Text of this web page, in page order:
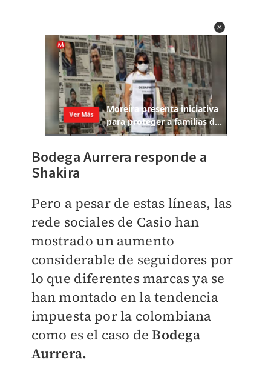
Bodega Aurrera responde a
Shakira
Pero a pesar de estas líneas, las
rede sociales de Casio han
mostrado un aumento
considerable de seguidores por
lo que diferentes marcas ya se
han montado en la tendencia
impuesta por la colombiana
como es el caso deBodega
Aurrera.